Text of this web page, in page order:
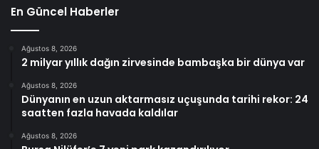
En Güncel Haberler
Ağustos 8, 2026
2 milyar yıllık dağın zirvesinde bambaşka bir dünya var
Ağustos 8, 2026
Dünyanın en uzun aktarmasız uçuşunda tarihi rekor: 24
saatten fazla havada kaldılar
Ağustos 8, 2026